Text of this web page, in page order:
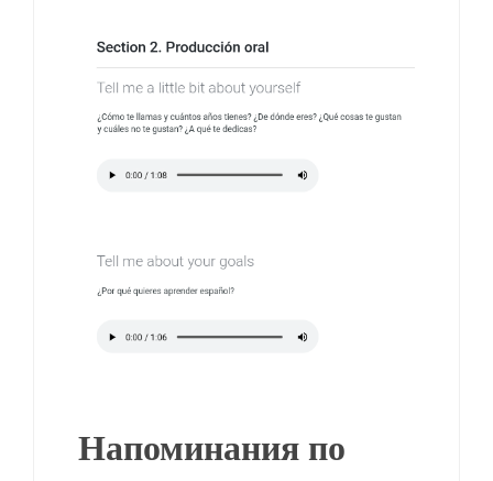
Напоминания по